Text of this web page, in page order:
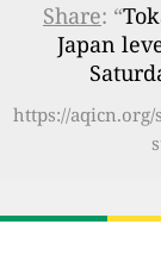
Share: “
Japan
https://